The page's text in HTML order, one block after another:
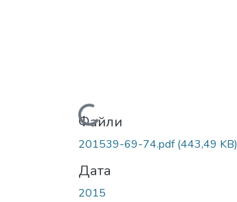
Вантажиться...
Файли
201539-69-74.pdf(443,49 KB)
Дата
2015